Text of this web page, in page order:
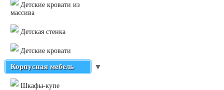
Детские кровати из
массива
Детская стенка
Детские кровати
Корпусная мебель ▼
Шкафы-купе